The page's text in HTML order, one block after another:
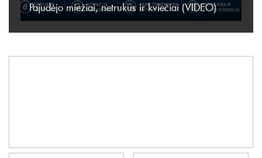
Pajudėjo miežiai, netrukus ir kviečiai (VIDEO)